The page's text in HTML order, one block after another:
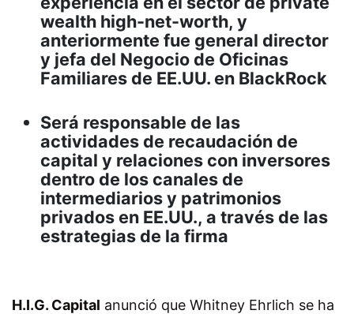
wealth high-net-worth, y
anteriormente fue general director
y jefa del Negocio de Oficinas
Familiares de EE.UU. en BlackRock
Será responsable de las
actividades de recaudación de
capital y relaciones con inversores
dentro de los canales de
intermediarios y patrimonios
privados en EE.UU., a través de las
estrategias de la firma
H.I.G. Capital anunció que Whitney Ehrlich se ha